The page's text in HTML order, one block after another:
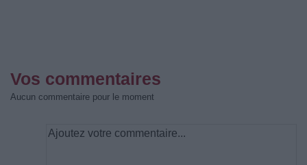
Vos commentaires
Aucun commentaire pour le moment